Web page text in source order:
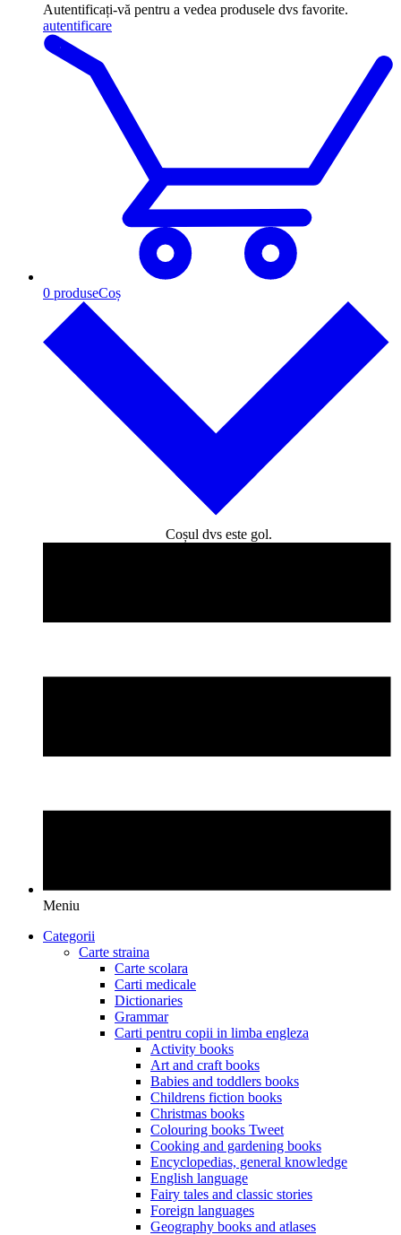
Autentificați-vă pentru a vedea produsele dvs favorite.
autentificare
0 produseCoș
Coșul dvs este gol.
Meniu
Categorii
Carte straina
Carte scolara
Carti medicale
Dictionaries
Grammar
Carti pentru copii in limba engleza
Activity books
Art and craft books
Babies and toddlers books
Childrens fiction books
Christmas books
Colouring books Tweet
Cooking and gardening books
Encyclopedias, general knowledge
English language
Fairy tales and classic stories
Foreign languages
Geography books and atlases